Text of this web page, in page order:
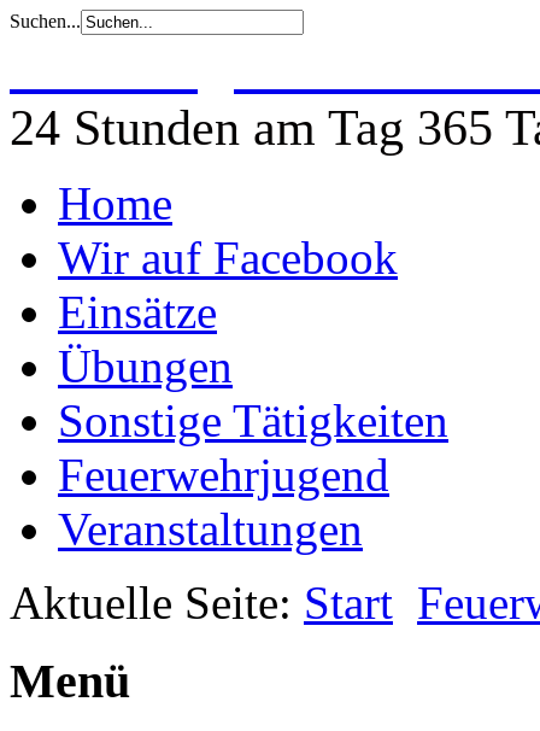
Suchen...
24 Stunden am Tag 365
Home
Wir auf Facebook
Einsätze
Übungen
Sonstige Tätigkeiten
Feuerwehrjugend
Veranstaltungen
Aktuelle Seite: Start
Menü